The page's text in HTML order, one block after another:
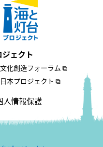
ェクト
化創造フォーラム ⧉
本プロジェクト ⧉
人情報保護